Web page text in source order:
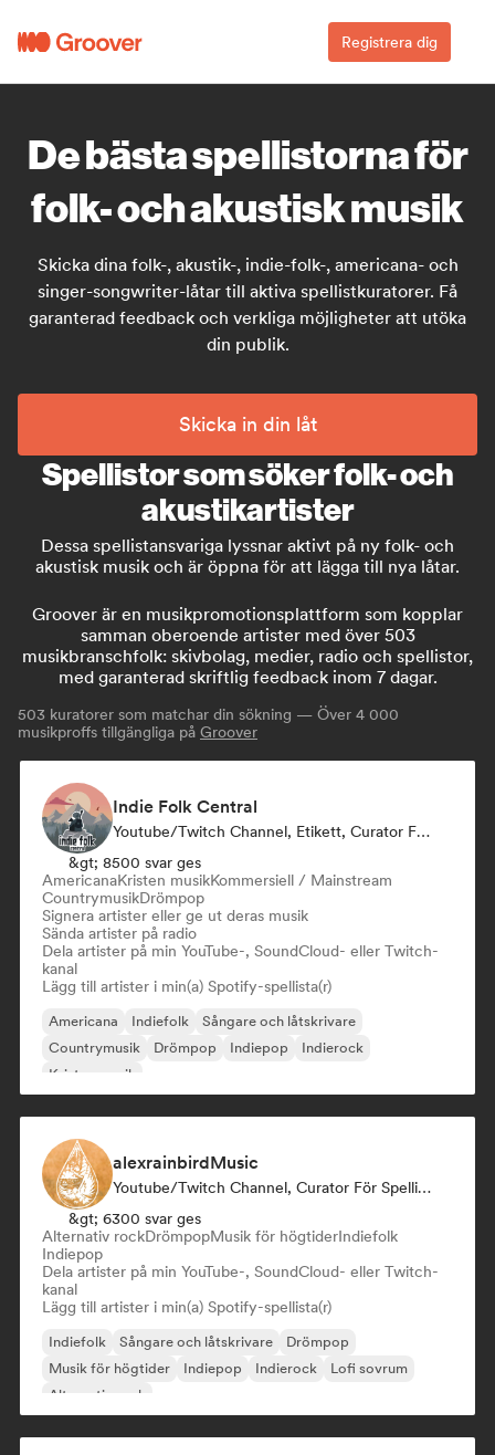
Registrera dig
De bästa spellistorna för
folk- och akustisk musik
Skicka dina folk-, akustik-, indie-folk-, americana- och
singer-songwriter-låtar till aktiva spellistkuratorer. Få
garanterad feedback och verkliga möjligheter att utöka
din publik.
Skicka in din låt
Spellistor som söker folk- och
akustikartister
Dessa spellistansvariga lyssnar aktivt på ny folk- och
akustisk musik och är öppna för att lägga till nya låtar.
Groover är en musikpromotionsplattform som kopplar
samman oberoende artister med över 503
musikbranschfolk: skivbolag, medier, radio och spellistor,
med garanterad skriftlig feedback inom 7 dagar.
503 kuratorer som matchar din sökning — Över 4 000
musikproffs tillgängliga på Groover
Indie Folk Central
Youtube/Twitch Channel, Etikett, Curator För Spellistor, Radiostation
&gt; 8500 svar ges
AmericanaKristen musikKommersiell / Mainstream
CountrymusikDrömpop
Signera artister eller ge ut deras musik
Sända artister på radio
Dela artister på min YouTube-, SoundCloud- eller Twitch-
kanal
Lägg till artister i min(a) Spotify-spellista(r)
Americana Indiefolk
Sångare och låtskrivare
Countrymusik
Drömpop Indiepop
Indierock
Kristen musik
alexrainbirdMusic
Youtube/Twitch Channel, Curator För Spellistor
&gt; 6300 svar ges
Alternativ rockDrömpopMusik för högtiderIndiefolk
Indiepop
Dela artister på min YouTube-, SoundCloud- eller Twitch-
kanal
Lägg till artister i min(a) Spotify-spellista(r)
Indiefolk Sångare och låtskrivare
Drömpop
Musik för högtider
Indiepop Indierock
Lofi sovrum
Alternativ rock